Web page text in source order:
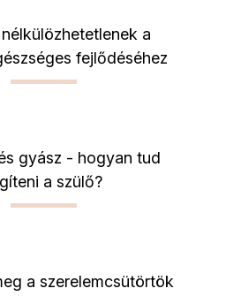
a
fejlődéséhez
gyász - hogyan tud
a szülő?
a szerelemcsütörtök